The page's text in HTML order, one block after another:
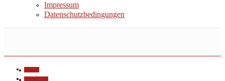
Impressum
Datenschutzbedingungen